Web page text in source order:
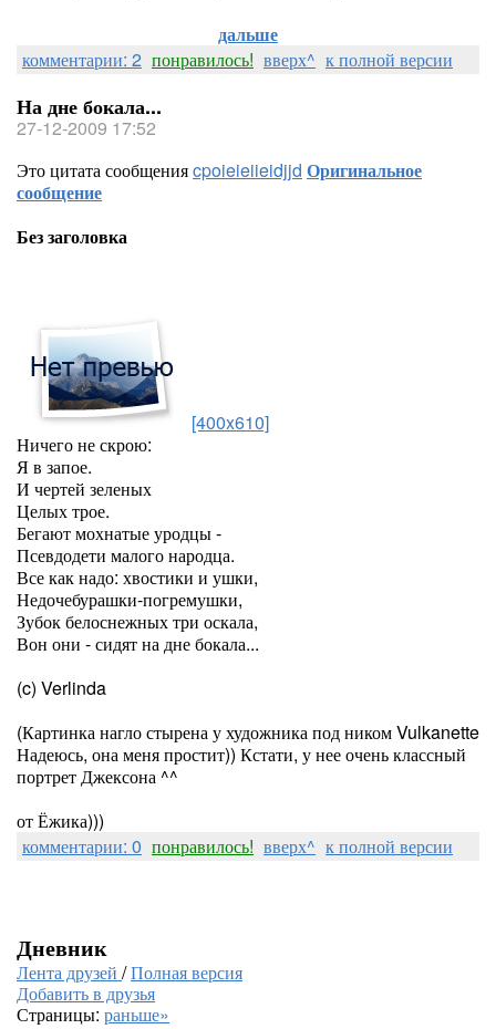
дальше
комментарии: 2 понравилось! вверх^ к полной версии
На дне бокала...
27-12-2009 17:52
Это цитата сообщенияcpoieieiieidjjd Оригинальное
сообщение
Без заголовка
[400x610]
Ничего не скрою:
Я в запое.
И чертей зеленых
Целых трое.
Бегают мохнатые уродцы -
Псевдодети малого народца.
Все как надо: хвостики и ушки,
Недочебурашки-погремушки,
Зубок белоснежных три оскала,
Вон они - сидят на дне бокала...
(c) Verlinda
(Картинка нагло стырена у художника под ником Vulkanette
Надеюсь, она меня простит)) Кстати, у нее очень классный
портрет Джексона ^^
от Ёжика)))
комментарии: 0 понравилось! вверх^ к полной версии
Дневник
Лента друзей /Полная версия
Добавить в друзья
Страницы: раньше»